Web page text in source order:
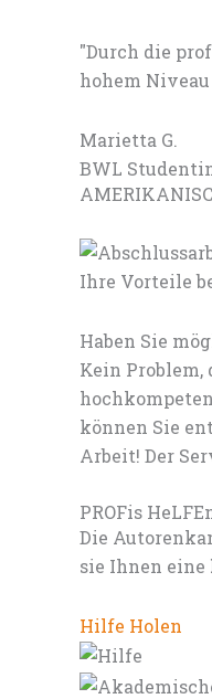
"Durch die
hohem
Marietta G.
BWL
Ihre Vorteile
Haben Sie
Kein
können Sie
Arbeit! Der
PROFis
Die
sie Ihnen eine
Hilfe Holen